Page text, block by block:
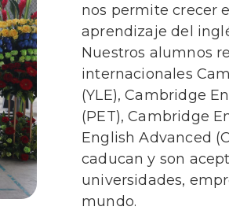
nos permite crecer
aprendizaje del
Nuestros alumnos
internacionales
(YLE),Cambridge
(PET),Cambridge
English Advanced
caducan y son
universidades,
mundo.